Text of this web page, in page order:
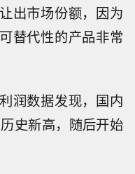
出市场份额，因为
替代性的产品非常
润数据发现，国内
史新高，随后开始